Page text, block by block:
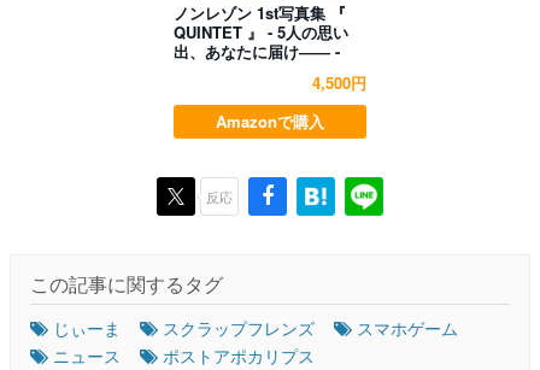
ノンレゾン 1st写真集 『
QUINTET 』 - 5人の思い
出、あなたに届け―― -
4,500円
Amazonで購入
反応
この記事に関するタグ
じぃーま スクラップフレンズ
スマホゲーム
ニュース
ポストアポカリプス